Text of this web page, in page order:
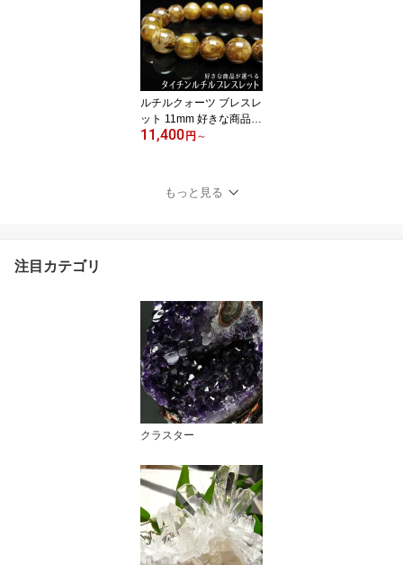
ethyst 玄関 アメジストカ
ペーラ 天然石 風水 開運
浄化 dome 一点物 送料無
料
ルチルクォーツ ブレスレ
ット 11mm 好きな商品が
選べる ブラウンゴールド
ォーツ 一点物 送料無料
11,400 円 ～
もっと見る
注目カテゴリ
クラスター